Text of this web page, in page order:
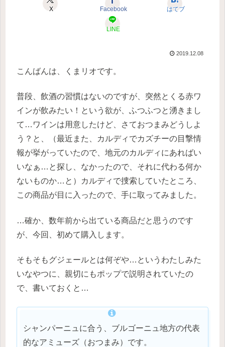
X Facebook はてブ
LINE
2019.12.08
こんばんは、くまリオです。
普段、飲酒の習慣はないのですが、突然とくる赤ワ
インが飲みたい！という欲が、ふつふつと湧きまし
て…ワインは用意したけど、さておつまみどうしよ
う？と、（最近また、カルディでカズチーの目撃情
報が挙がっていたので、地元のカルディにあればい
いなぁ…と探し、なかったので、それに代わる何か
ないものか…と）カルディで捜索していたところ、
この商品が目に入ったので、手に取ってみました。
…確か、数年前から出ている商品だと思うのです
が、今回、初めて購入します。
そもそもグジェールとは何ぞや…というわたしみた
いなやつに、親切にもポップで説明されていたの
で、書いておくと…
シャンパーニュに合う、ブルゴーニュ地方の代表
的なアミューズ（おつまみ）です。